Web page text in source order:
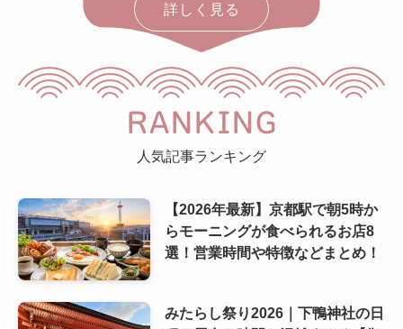
詳しく見る
RANKING
人気記事ランキング
【2026年最新】京都駅で朝5時か
らモーニングが食べられるお店8
選！営業時間や特徴などまとめ！
みたらし祭り2026｜下鴨神社の日